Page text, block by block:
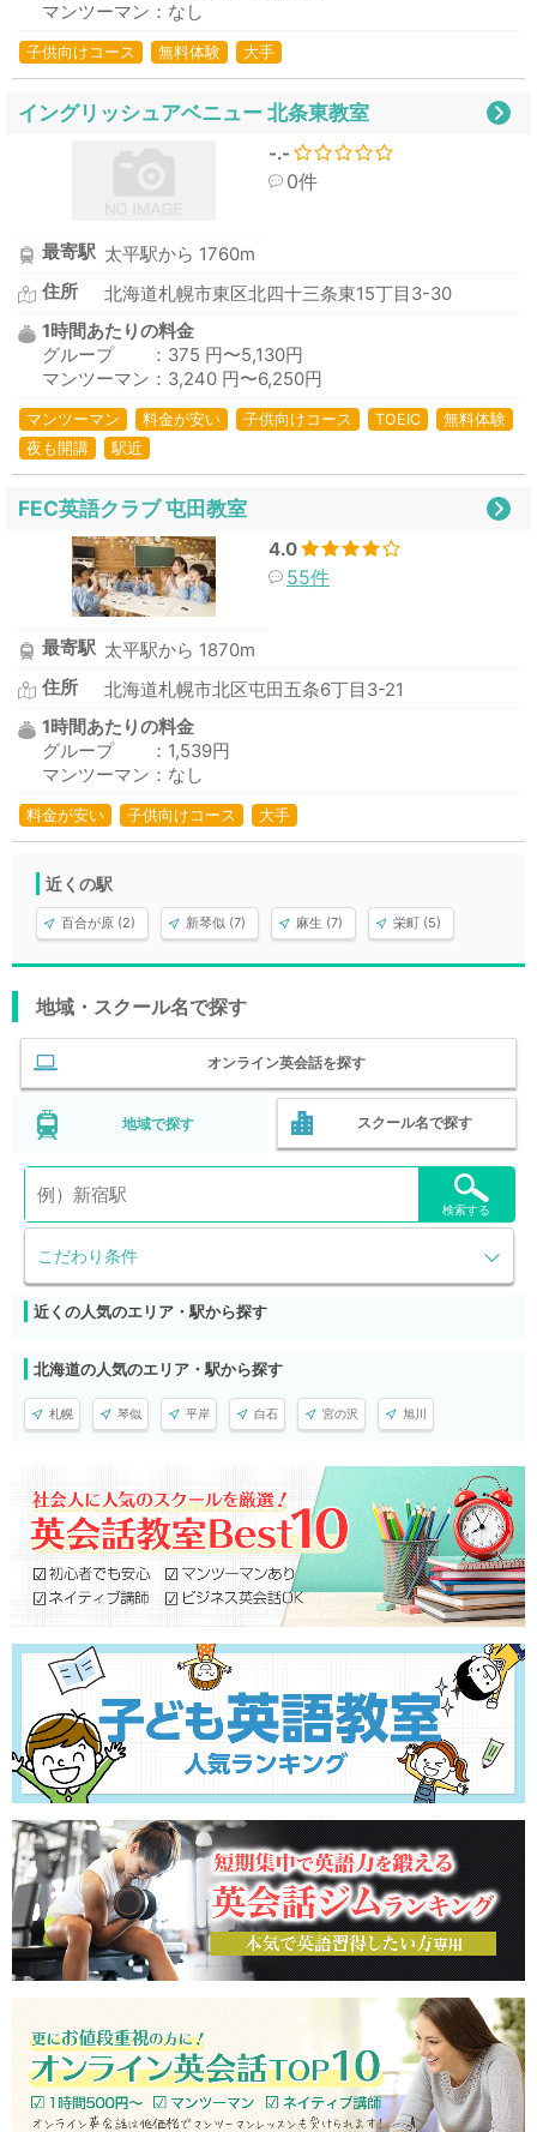
マンツーマン：なし
子供向けコース 無料体験 大手
イングリッシュアベニュー 北条東教室
-.-
0件
最寄駅 太平駅から 1760m
住所
北海道札幌市東区北四十三条東15丁目3-30
1時間あたりの料金
グループ ：375 円〜5,130円
マンツーマン：3,240 円〜6,250円
マンツーマン 料金が安い 子供向けコース TOEIC
無料体験
夜も開講
駅近
FEC英語クラブ 屯田教室
4.0
55件
最寄駅 太平駅から 1870m
住所
北海道札幌市北区屯田五条6丁目3-21
1時間あたりの料金
グループ ：1,539円
マンツーマン：なし
料金が安い 子供向けコース 大手
近くの駅
百合が原 (2) 新琴似 (7) 麻生 (7) 栄町 (5)
地域・スクール名で探す
オンライン英会話を探す
地域で探す スクール名で探す
こだわり条件
検索する
近くの人気のエリア・駅から探す
北海道の人気のエリア・駅から探す
札幌 琴似 平岸 白石 宮の沢 旭川